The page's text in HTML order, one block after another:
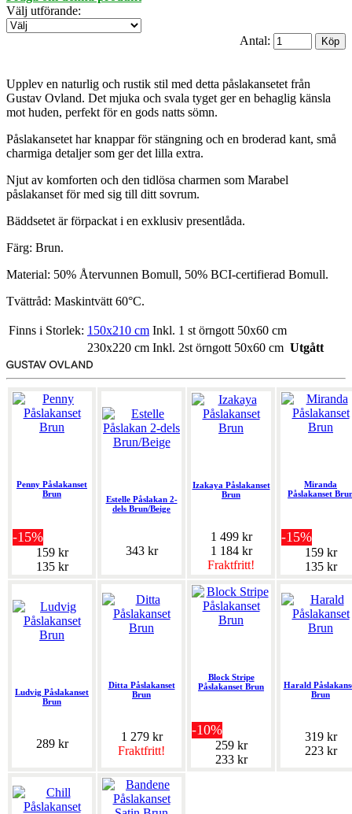
Välj utförande:
Antal:
Upplev en naturlig och rustik stil med detta påslakansetet från
Gustav Ovland. Det mjuka och svala tyget ger en behaglig känsla
mot huden, perfekt för en gods natts sömn.
Påslakansetet har knappar för stängning och en broderad kant, små
charmiga detaljer som ger det lilla extra.
Njut av komforten och den tidlösa charmen som Marabel
påslakanset för med sig till ditt sovrum.
Bäddsetet är förpackat i en exklusiv presentlåda.
Färg: Brun.
Material: 50% Återvunnen Bomull, 50% BCI-certifierad Bomull.
Tvättråd: Maskintvätt 60°C.
Finns i Storlek: 150x210 cm Inkl. 1 st örngott 50x60 cm
230x220 cm Inkl. 2st örngott 50x60 cm Utgått
Penny Påslakanset
Brun
-15%
159 kr
135 kr
Estelle Påslakan 2-
dels Brun/Beige
343 kr
Izakaya Påslakanset
Brun
1 499 kr
1 184 kr
Fraktfritt!
Miranda
Påslakanset
-15%
159 kr
135 kr
Ludvig Påslakanset
Brun
289 kr
Ditta Påslakanset
Brun
1 279 kr
Fraktfritt!
Block Stripe
Påslakanset Brun
-10%
259 kr
233 kr
Harald
Brun
319 kr
223 kr